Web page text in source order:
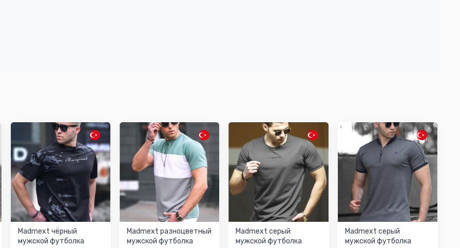
Madmext чёрный
мужской футболка
Madmext разноцветный
мужской футболка
Madmext серый
мужской футболка
Madmext серый
мужской футболка